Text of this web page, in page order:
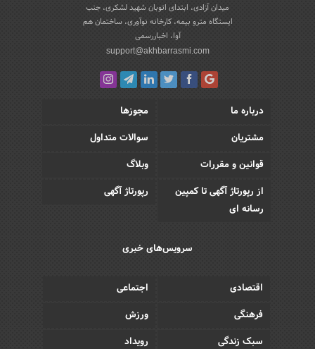
میدان آزادی، ابتدای اتوبان شهید لشکری، جنب
ایستگاه مترو بیمه، کارخانه نوآوری، ساختمان هم
آوا، اخباررسمی
support@akhbarrasmi.com
درباره ما
مجوزها
مشتریان
سوالات متداول
قوانین و مقررات
وبلاگ
از رپورتاژ آگهی تا کمپین
رسانه ای
رپورتاژ آگهی
سرویس‌های خبری
اقتصادی
اجتماعی
فرهنگی
ورزش
سبک زندگی
رویداد